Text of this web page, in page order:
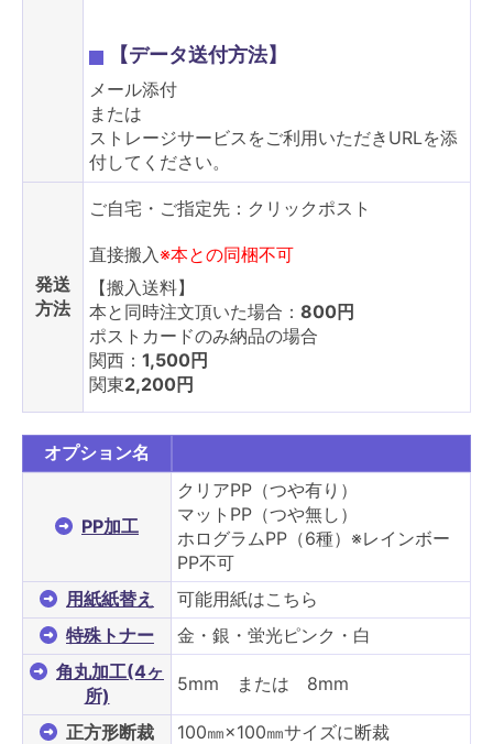
【データ送付方法】
メール添付
または
ストレージサービスをご利用いただきURLを添
付してください。
発送
方法
ご自宅・ご指定先：クリックポスト
直接搬入※本との同梱不可
【搬入送料】
本と同時注文頂いた場合： 800円
ポストカードのみ納品の場合
関西： 1,500円
関東2,200円
オプション名
PP加工
クリアPP（つや有り）
マットPP（つや無し）
ホログラムPP（6種）※レインボー
PP不可
用紙紙替え
可能用紙はこちら
特殊トナー
金・銀・蛍光ピンク・白
角丸加工(4ヶ
所)
5mm または 8mm
正方形断裁 100㎜×100㎜サイズに断裁